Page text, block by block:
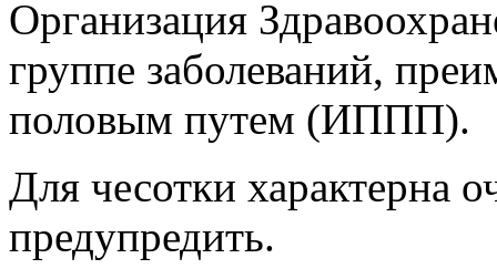
Организация
группе заболеваний,
половым путем (ИППП).
Для чесотки характерна
предупредить.